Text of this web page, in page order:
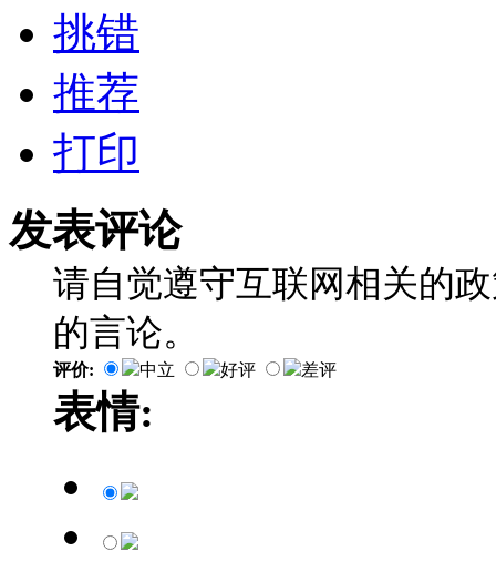
挑错
推荐
打印
发表评论
请自觉遵守互联网相关的
的言论。
评价: 中立 好评 差评
表情: